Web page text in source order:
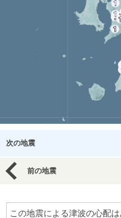
次の地震
前の地震
この地震による津波の心配は